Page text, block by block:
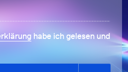
habe ich gelesen und